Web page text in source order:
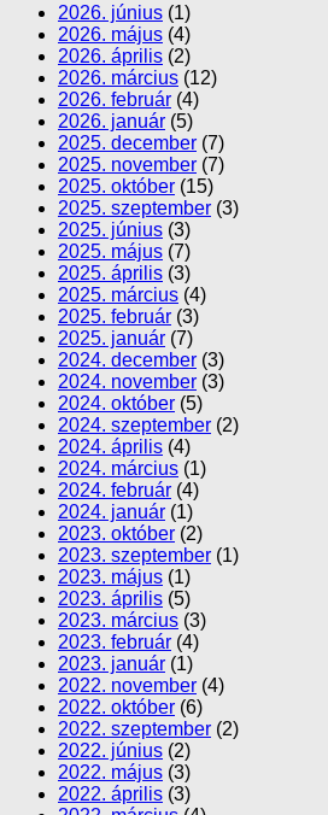
2026. június (1)
2026. május (4)
2026. április (2)
2026. március (12)
2026. február (4)
2026. január (5)
2025. december (7)
2025. november (7)
2025. október (15)
2025. szeptember (3)
2025. június (3)
2025. május (7)
2025. április (3)
2025. március (4)
2025. február (3)
2025. január (7)
2024. december (3)
2024. november (3)
2024. október (5)
2024. szeptember (2)
2024. április (4)
2024. március (1)
2024. február (4)
2024. január (1)
2023. október (2)
2023. szeptember (1)
2023. május (1)
2023. április (5)
2023. március (3)
2023. február (4)
2023. január (1)
2022. november (4)
2022. október (6)
2022. szeptember (2)
2022. június (2)
2022. május (3)
2022. április (3)